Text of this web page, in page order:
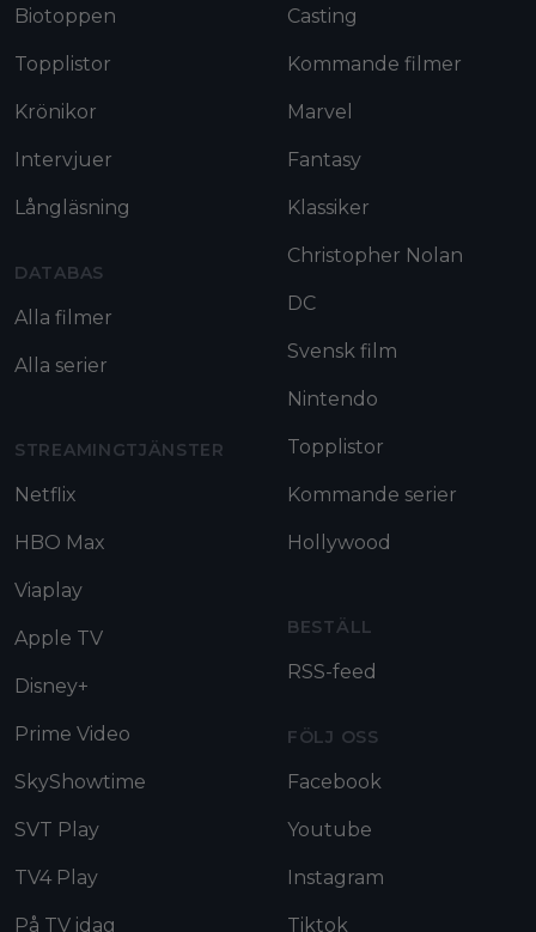
Biotoppen
Topplistor
Krönikor
Intervjuer
Långläsning
DATABAS
Alla filmer
Alla serier
STREAMINGTJÄNSTER
Netflix
HBO Max
Viaplay
Apple TV
Disney+
Prime Video
SkyShowtime
SVT Play
TV4 Play
På TV idag
Casting
Kommande filmer
Marvel
Fantasy
Klassiker
Christopher Nolan
DC
Svensk film
Nintendo
Topplistor
Kommande serier
Hollywood
BESTÄLL
RSS-feed
FÖLJ OSS
Facebook
Youtube
Instagram
Tiktok